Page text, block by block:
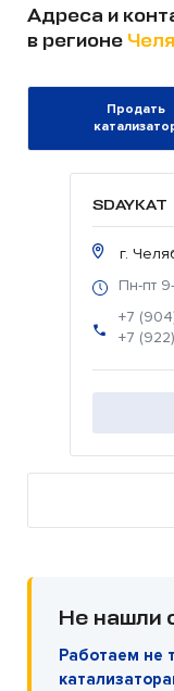
Адреса и
в регионе
Продать
SDAYKAT
г.
Пн-пт
+7
+7
Не нашли
Работаем не